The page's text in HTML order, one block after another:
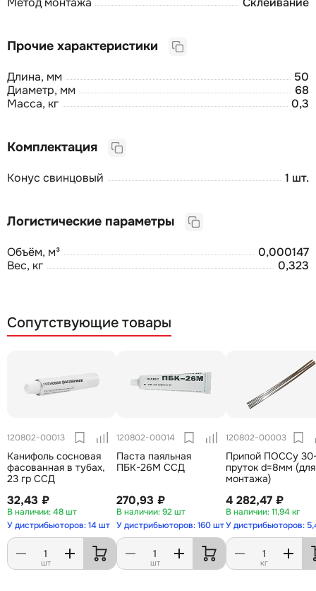
Прочие характеристики
Длина, мм
50
Диаметр, мм
68
Масса, кг
0,3
Комплектация
Конус свинцовый 1 шт.
Логистические параметры
Объём, м³
0,000147
Вес, кг
0,323
Сопутствующие товары
120802-00013
Канифоль сосновая
фасованная в тубах,
23 гр ССД
32,43 ₽
48 шт
У дистрибьюторов: 14 шт
шт
120802-00014
Паста паяльная
ПБК-26М ССД
270,93 ₽
92 шт
У дистрибьюторов: 160 шт
шт
120802-00003
Припой ПОССу
пруток d=8мм (для
монтажа)
4 282,47 ₽
11,94 кг
У дистрибьюторов:
кг